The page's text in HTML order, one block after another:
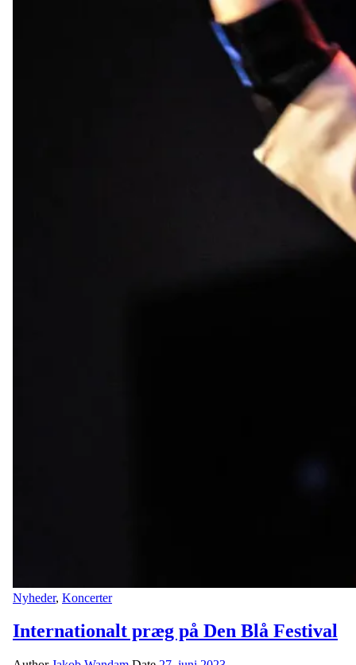
Nyheder, Koncerter
Internationalt præg på Den Blå Festival